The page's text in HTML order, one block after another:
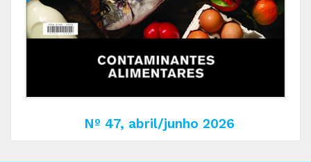
Nº 47, abril/junho 2026